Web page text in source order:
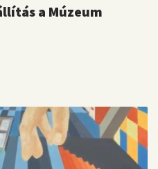
a Múzeum